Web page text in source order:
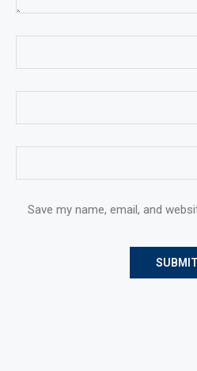
Save my name, email, and